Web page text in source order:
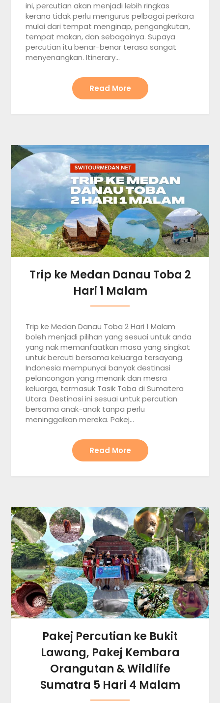
ini, percutian akan menjadi lebih ringkas
kerana tidak perlu mengurus pelbagai perkara
mulai dari tempat menginap, pengangkutan,
tempat makan, dan sebagainya. Supaya
percutian itu benar-benar terasa sangat
menyenangkan. Itinerary…
Read More
Trip ke Medan Danau Toba 2
Hari 1 Malam
Trip ke Medan Danau Toba 2 Hari 1 Malam
boleh menjadi pilihan yang sesuai untuk anda
yang nak memanfaatkan masa yang singkat
untuk bercuti bersama keluarga tersayang.
Indonesia mempunyai banyak destinasi
pelancongan yang menarik dan mesra
keluarga, termasuk Tasik Toba di Sumatera
Utara. Destinasi ini sesuai untuk percutian
bersama anak-anak tanpa perlu
meninggalkan mereka. Pakej…
Read More
Pakej Percutian ke Bukit
Lawang, Pakej Kembara
Orangutan & Wildlife
Sumatra 5 Hari 4 Malam